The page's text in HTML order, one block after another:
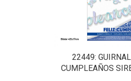
22449:
CUMPLEAÑOS